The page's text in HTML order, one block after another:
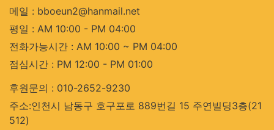
메일 : bboeun2@hanmail.net
평일 : AM 10:00 - PM 04:00
전화가능시간 : AM 10:00 ~ PM 04:00
점심시간 : PM 12:00 - PM 01:00
후원문의 : 010-2652-9230
주소:인천시 남동구 호구포로 889번길 15 주연빌딩3층(21
512)